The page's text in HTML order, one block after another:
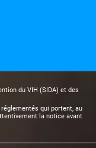
du VIH (SIDA) et des
qui portent, au
la notice avant